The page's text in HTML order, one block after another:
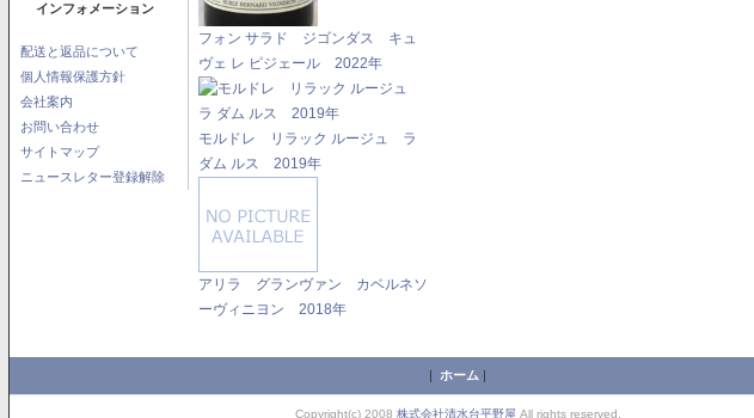
インフォメーション
配送と返品について
個人情報保護方針
会社案内
お問い合わせ
サイトマップ
ニュースレター登録解除
フォン サラド ジゴンダス キュ
ヴェ レ ピジェール 2022年
モルドレ リラック ルージュ ラ
ダム ルス 2019年
アリラ グランヴァン カベルネソ
ーヴィニヨン 2018年
| ホーム |
Copyright(c) 2008 株式会社清水台平野屋 All rights reserved.